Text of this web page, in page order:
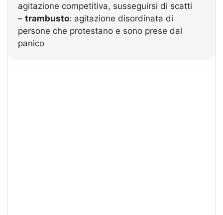
agitazione competitiva, susseguirsi di scatti
– trambusto: agitazione disordinata di
persone che protestano e sono prese dal
panico